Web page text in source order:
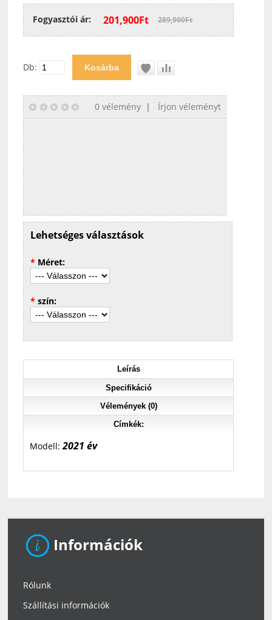
Fogyasztói ár: 289,900Ft
201,900Ft
Db:
0 vélemény| Írjon véleményt
Lehetséges választások
* Méret:
* szín:
Leírás
Specifikáció
Vélemények (0)
Címkék:
Modell:2021 év
Információk
Rólunk
Szállítási információk